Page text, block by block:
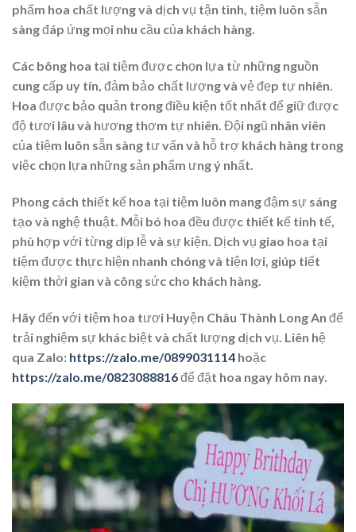
phẩm hoa chất lượng và dịch vụ tận tình, tiệm luôn sẵn
sàng đáp ứng mọi nhu cầu của khách hàng.
Các bông hoa tại tiệm được chọn lựa từ những nguồn
cung cấp uy tín, đảm bảo chất lượng và vẻ đẹp tự nhiên.
Hoa được bảo quản trong điều kiện tốt nhất để giữ được
độ tươi lâu và hương thơm tự nhiên. Đội ngũ nhân viên
của tiệm luôn sẵn sàng tư vấn và hỗ trợ khách hàng trong
việc chọn lựa những sản phẩm ưng ý nhất.
Phong cách thiết kế hoa tại tiệm luôn mang đậm sự sáng
tạo và nghệ thuật. Mỗi bó hoa đều được thiết kế tinh tế,
phù hợp với từng dịp lễ và sự kiện. Dịch vụ giao hoa tại
tiệm được thực hiện nhanh chóng và tiện lợi, giúp tiết
kiệm thời gian và công sức cho khách hàng.
Hãy đến với tiệm hoa tươi Huyện Châu Thành Long An để
trải nghiệm sự khác biệt và chất lượng dịch vụ. Liên hệ
qua Zalo: https://zalo.me/0899031114 hoặc
https://zalo.me/0823088816để đặt hoa ngay hôm nay.